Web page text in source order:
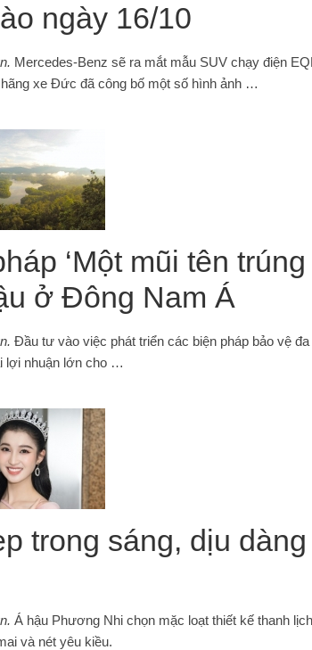
ngày 16/10
Mercedes-Benz sẽ ra mắt mẫu SUV chạy điện
xe Đức đã công bố một số hình ảnh …
‘Một mũi tên
ở Đông Nam Á
Đầu tư vào việc phát triển các biện pháp bảo vệ
lợi nhuận lớn cho …
trong sáng, dịu
Á hậu Phương Nhi chọn mặc loạt thiết kế thanh
và nét yêu kiều.